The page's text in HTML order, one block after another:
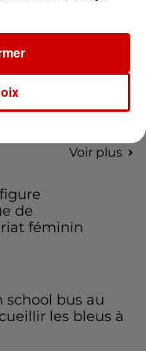
Voir plus
de
féminin
school bus au
les bleus à